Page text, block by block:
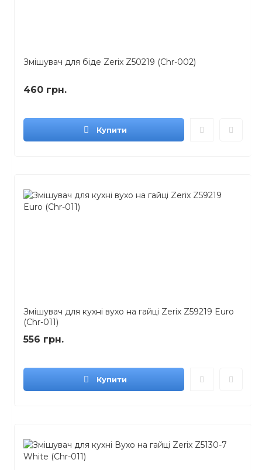
Змішувач для біде Zerix Z50219 (Chr-002)
460 грн.
Купити
Змішувач для кухні вухо на гайці Zerix Z59219 Euro
(Chr-011)
556 грн.
Купити